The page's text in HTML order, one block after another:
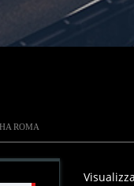
ROMA